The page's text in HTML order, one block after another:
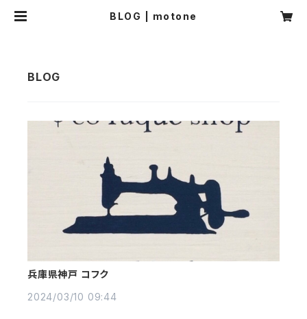
BLOG | motone
兵庫県神戸 コフク
2024/03/10 09:44